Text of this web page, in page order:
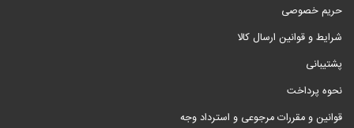
حریم خصوصی
شرایط و قوانین ارسال کالا
پشتیبانی
نحوه پرداخت
قوانین و مقررات مرجوعی و استرداد وجه